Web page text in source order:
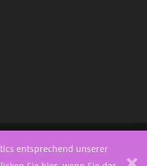
entsprechend unserer